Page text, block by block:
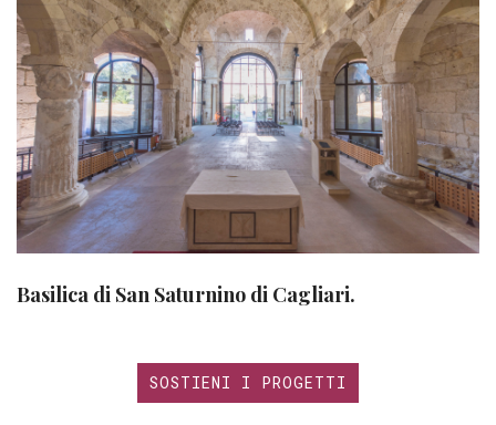
Basilica di San Saturnino di Cagliari.
SOSTIENI I PROGETTI